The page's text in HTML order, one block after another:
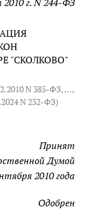
2010 г. N 244-ФЗ
"СКОЛКОВО"
N 385-ФЗ, … ,
N 232-ФЗ)
Принят
Думой
2010 года
Одобрен